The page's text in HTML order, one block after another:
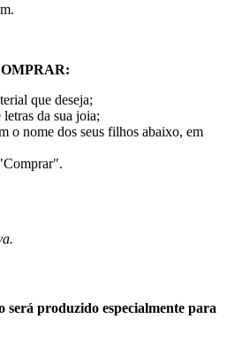
que deseja;
da sua joia;
o nome dos seus filhos abaixo, em
será produzido especialmente para